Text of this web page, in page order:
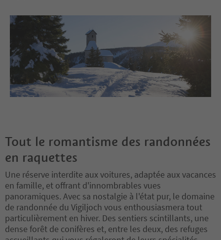
Tout le romantisme des randonnées
en raquettes
Une réserve interdite aux voitures, adaptée aux vacances
en famille, et offrant d'innombrables vues
panoramiques. Avec sa nostalgie à l'état pur, le domaine
de randonnée du Vigiljoch vous enthousiasmera tout
particulièrement en hiver. Des sentiers scintillants, une
dense forêt de conifères et, entre les deux, des refuges